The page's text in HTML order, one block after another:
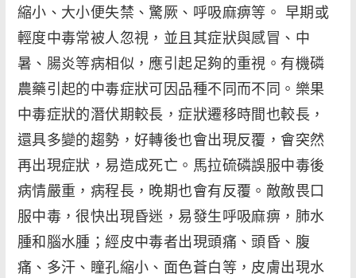
縮小、大小便失禁、驚厥、呼吸麻痹等。 早期或
輕度中毒常被人忽視，並且其症狀與感冒、中
暑、腸炎等病相似，應引起足夠的重視。有機磷
農藥引起的中毒症狀可因品種不同而不同。樂果
中毒症狀的潛伏期較長，症狀遷移時間也較長，
還具多變的趨勢，好轉後也會出現反覆，會突然
再出現症狀，易造成死亡。馬拉硫磷誤服中毒後
病情嚴重，病程長，晚期也會有反覆。敵敵畏口
服中毒，很快出現昏迷，易發生呼吸麻痹，肺水
腫和腦水腫；經皮中毒者出現頭痛、頭昏、腹
痛、多汗、瞳孔縮小、面色蒼白等，皮膚出現水